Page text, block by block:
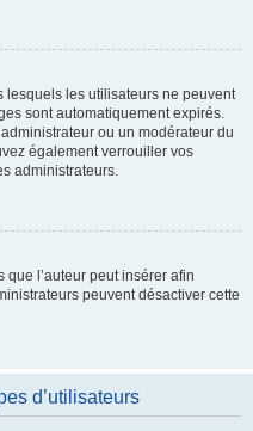
lesquels les utilisateurs ne peuvent
sont automatiquement expirés.
ou un modérateur du
également verrouiller vos
administrateurs.
que l’auteur peut insérer afin
peuvent désactiver cette
d’utilisateurs